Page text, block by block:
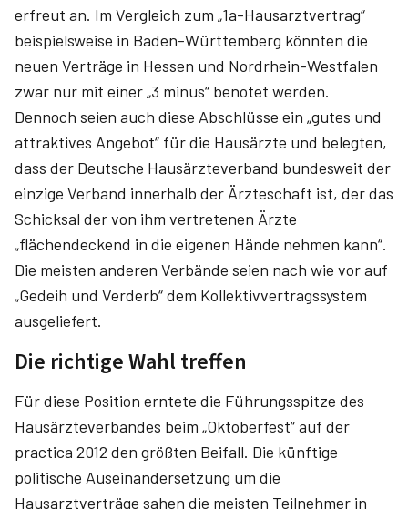
erfreut an. Im Vergleich zum „1a-Hausarztvertrag“
beispielsweise in Baden-Württemberg könnten die
neuen Verträge in Hessen und Nordrhein-Westfalen
zwar nur mit einer „3 minus“ benotet werden.
Dennoch seien auch diese Abschlüsse ein „gutes und
attraktives Angebot“ für die Hausärzte und belegten,
dass der Deutsche Hausärzteverband bundesweit der
einzige Verband innerhalb der Ärzteschaft ist, der das
Schicksal der von ihm vertretenen Ärzte
„flächendeckend in die eigenen Hände nehmen kann“.
Die meisten anderen Verbände seien nach wie vor auf
„Gedeih und Verderb“ dem Kollektivvertragssystem
ausgeliefert.
Die richtige Wahl treffen
Für diese Position erntete die Führungsspitze des
Hausärzteverbandes beim „Oktoberfest“ auf der
practica 2012 den größten Beifall. Die künftige
politische Auseinandersetzung um die
Hausarztverträge sahen die meisten Teilnehmer in